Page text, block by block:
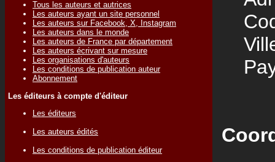
Tous les auteurs et autrices
Les auteurs ayant un site personnel
Les auteurs sur Facebook, X, Instagram
Les auteurs dans le monde
Les auteurs de France par département
Les auteurs écrivant sur mesure
Les organisations d'auteurs
Les conditions de publication auteur
Abonnement
Les éditeurs à compte d'éditeur
Les éditeurs
Les auteurs édités
Les conditions de publication éditeur